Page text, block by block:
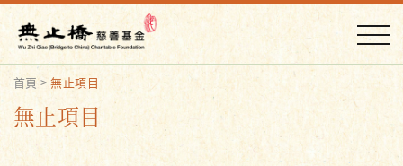
首頁>無止項目
無止項目